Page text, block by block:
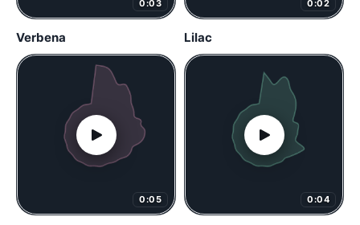
0:03
Verbena
0:02
Lilac
0:05 0:04